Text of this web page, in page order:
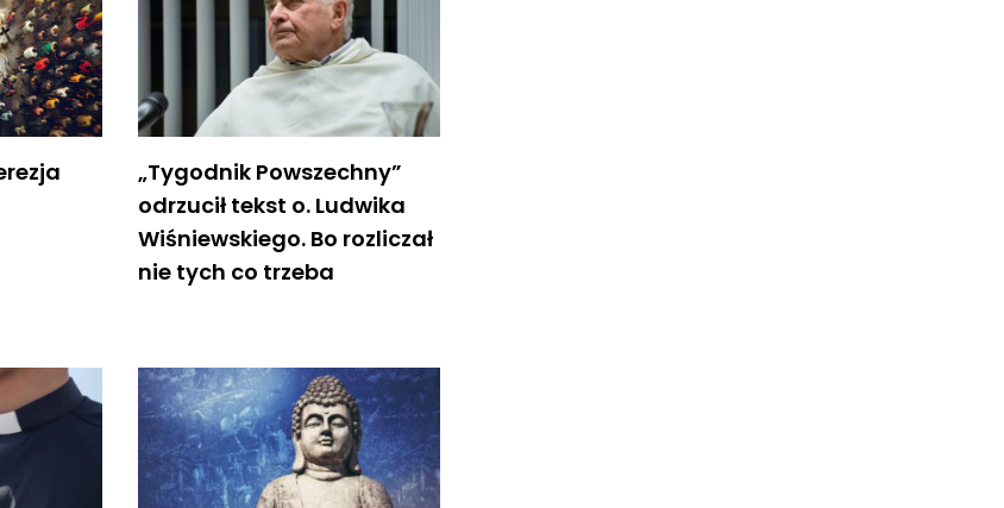
„Tygodnik Powszechny”
odrzucił tekst o. Ludwika
Wiśniewskiego. Bo rozliczał
nie tych co trzeba